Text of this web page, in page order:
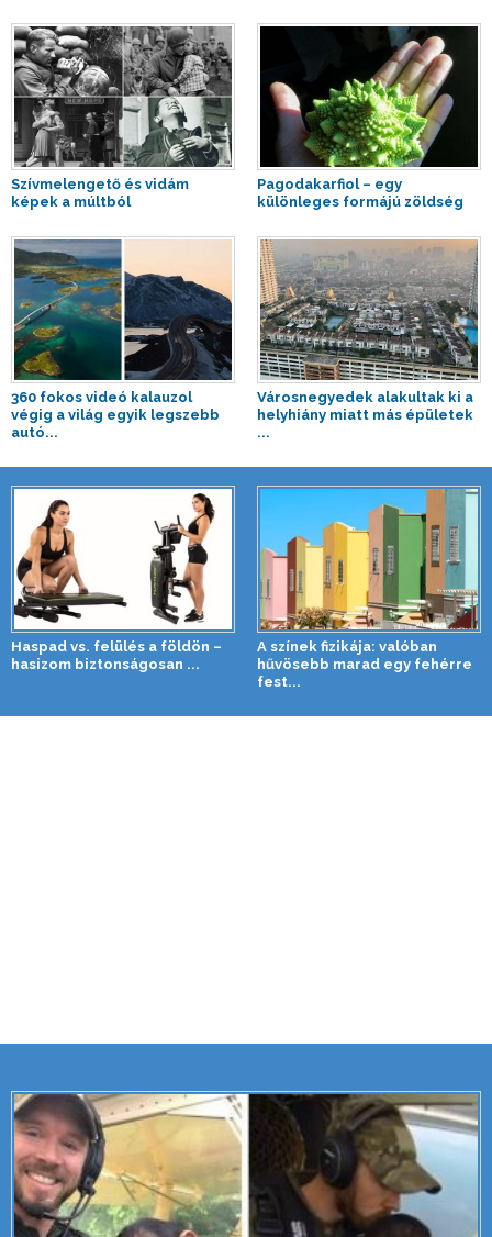
Szívmelengető és vidám
képek a múltból
Pagodakarfiol – egy
különleges formájú zöldség
360 fokos videó kalauzol
végig a világ egyik legszebb
autó...
Városnegyedek alakultak ki a
helyhiány miatt más épületek
...
Haspad vs. felülés a földön –
hasizom biztonságosan ...
A színek fizikája: valóban
hűvösebb marad egy fehérre
fest...